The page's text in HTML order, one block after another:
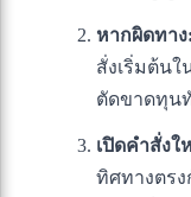
หากผิดทาง:
สั่งเริ่มต้นใ
ตัดขาดทุน
เปิดคำสั่งใ
ทิศทางตร